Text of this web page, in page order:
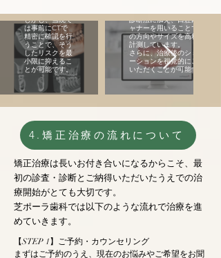
しかし、当院で
は事前にCTで
精密に確認を行
うことで、そう
したリスクを最
小限に抑えるこ
とが可能です。
診断法に加え、口腔内スキ
ャナーを用いることで、歯
の方向やサイズを高精度に
計測しています。
さらに、治療後のシミュレ
ーションを視覚的にご確認
いただくことが可能です。
4.矯正治療の流れについて
矯正治療は長いお付き合いになるからこそ、最
初の診査・診断とご納得いただいたうえでの治
療開始がとても大切です。
芝ポーラ歯科では以下のような流れで治療を進
めていきます。
【STEP 1】ご予約・カウンセリング
まずはご予約のうえ、現在のお悩みやご希望をお聞